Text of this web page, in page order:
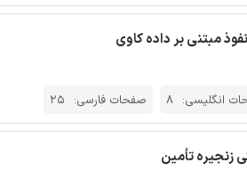
مبتنی بر داده کاوی
انگلیسی: 8 صفحات فارسی: 25
زنجیره تأمین